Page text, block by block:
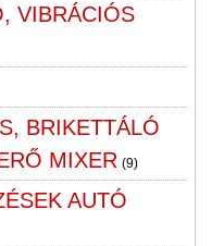
VIBRÁCIÓS
BRIKETTÁLÓ
MIXER (9)
AUTÓ